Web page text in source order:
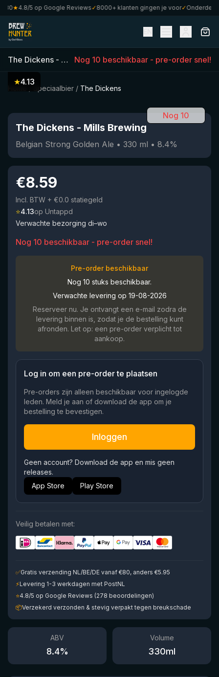
★4.8/5 op Google Reviews✓8000+ klanten gingen je voor✓Onderdeel
The Dickens - Mills Brewing(330ml)•8.4%•Belgian
Nog 10 beschikbaar - pre-order snel!
Speciaalbier / The Dickens
★4.13
Nog 10
The Dickens - Mills Brewing
Belgian Strong Golden Ale • 330 ml • 8.4%
€8.59
Incl. BTW + €0.0 statiegeld
⭐4.13op Untappd
Verwachte bezorging di–wo
Nog 10 beschikbaar - pre-order snel!
Pre-order beschikbaar
Nog 10 stuks beschikbaar.
Verwachte levering op 19-08-2026
Reserveer nu. Je ontvangt een e-mail zodra de
levering binnen is, zodat je de bestelling kunt
afronden. Let op: een pre-order verplicht tot
aankoop.
Log in om een pre-order te plaatsen
Pre-orders zijn alleen beschikbaar voor ingelogde
leden. Meld je aan of download de app om je
bestelling te bevestigen.
Inloggen
Geen account? Download de app en mis geen
releases.
App Store
Play Store
Veilig betalen met:
✅Gratis verzending NL/BE/DE vanaf €80, anders €5.95
⚡Levering 1-3 werkdagen met PostNL
⭐4.8/5 op Google Reviews (278 beoordelingen)
📦Verzekerd verzonden & stevig verpakt tegen breukschade
ABV
8.4%
Volume
330ml